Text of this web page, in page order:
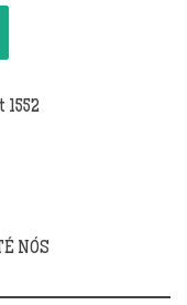
1552
NÓS